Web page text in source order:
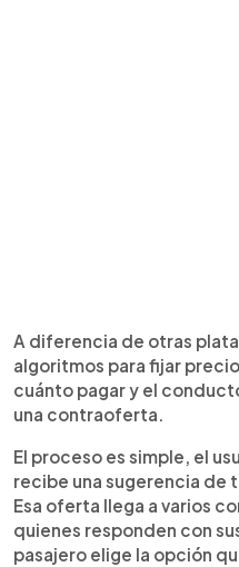
A diferencia de otras
algoritmos para fijar
cuánto pagar y el
una contraoferta.
El proceso es simple, el
recibe una sugerencia de
Esa oferta llega a varios
quienes responden con
pasajero elige la opción